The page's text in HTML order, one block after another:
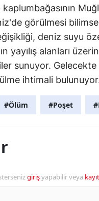
kaplumbağasının
görülmesi
deniz suyu
yayılış alanları
sunuyor.
ihtimali
#Ölüm #Poşet
girişyapabilir veya kayıt